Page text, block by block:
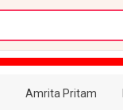
Amrita Pritam